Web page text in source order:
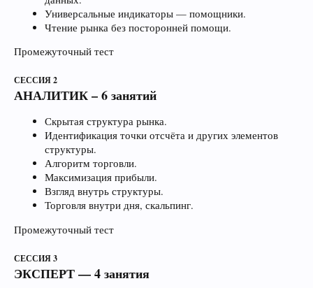
Универсальные индикаторы — помощники.
Чтение рынка без посторонней помощи.
Промежуточный тест
СЕССИЯ 2
АНАЛИТИК – 6 занятий
Скрытая структура рынка.
Идентификация точки отсчёта и других элементов
структуры.
Алгоритм торговли.
Максимизация прибыли.
Взгляд внутрь структуры.
Торговля внутри дня, скальпинг.
Промежуточный тест
СЕССИЯ 3
ЭКСПЕРТ — 4 занятия